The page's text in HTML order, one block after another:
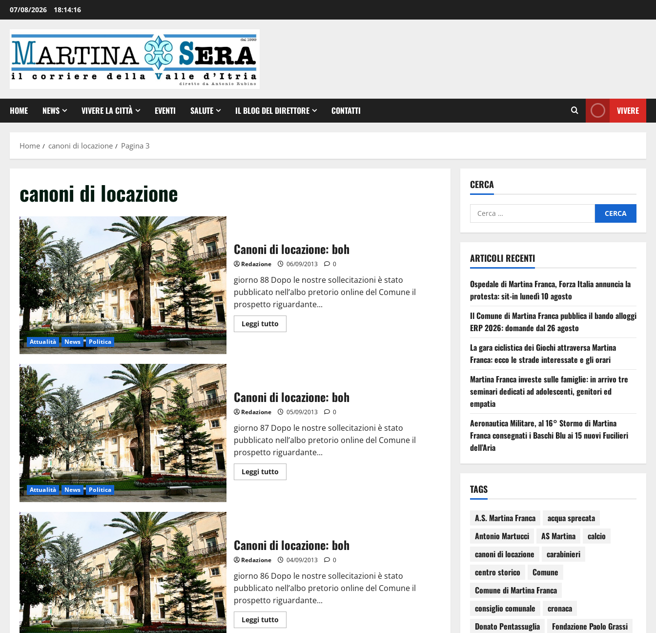
07/08/2026 18:14:17
HOME NEWS VIVERE LA CITTÀ EVENTI SALUTE IL BLOG DEL DIRETTORE CONTATTI VIVERE
Home canoni di locazione Pagina 3
canoni di locazione
Attualità News Politica
Canoni di locazione: boh
Redazione 06/09/2013 0
giorno 88 Dopo le nostre sollecitazioni è stato
pubblicato nell’albo pretorio online del Comune il
prospetto riguardante...
Leggi tutto
Attualità News Politica
Canoni di locazione: boh
Redazione 05/09/2013 0
giorno 87 Dopo le nostre sollecitazioni è stato
pubblicato nell’albo pretorio online del Comune il
prospetto riguardante...
Leggi tutto
Canoni di locazione: boh
Redazione 04/09/2013 0
giorno 86 Dopo le nostre sollecitazioni è stato
pubblicato nell’albo pretorio online del Comune il
prospetto riguardante...
Leggi tutto
CERCA
ARTICOLI RECENTI
Ospedale di Martina Franca, Forza Italia annuncia la
protesta: sit-in lunedì 10 agosto
Il Comune di Martina Franca pubblica il bando alloggi
ERP 2026: domande dal 26 agosto
La gara ciclistica dei Giochi attraversa Martina
Franca: ecco le strade interessate e gli orari
Martina Franca investe sulle famiglie: in arrivo tre
seminari dedicati ad adolescenti, genitori ed
empatia
Aeronautica Militare, al 16° Stormo di Martina
Franca consegnati i Baschi Blu ai 15 nuovi Fucilieri
dell’Aria
TAGS
A.S. Martina Franca
acqua sprecata
Antonio Martucci
AS Martina
calcio
canoni di locazione
carabinieri
centro storico
Comune
Comune di Martina Franca
consiglio comunale
cronaca
Donato Pentassuglia
Fondazione Paolo Grassi